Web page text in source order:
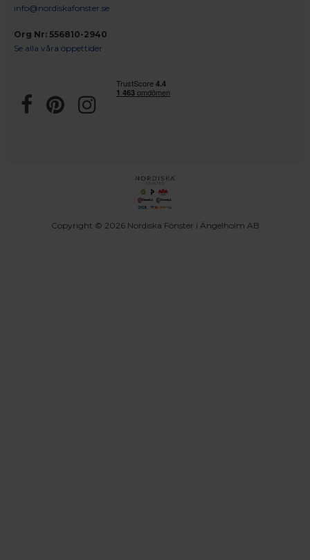
info@nordiskafonster.se
Org Nr: 556810-2940
Se alla våra öppettider
Copyright © 2026 Nordiska Fönster i Ängelholm AB